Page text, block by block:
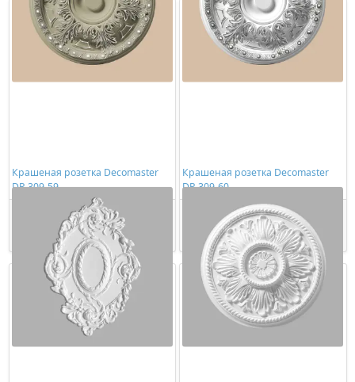
Крашеная розетка Decomaster
DR 309-59
23035,00 ₽/шт
Купить
Крашеная розетка Decomaster
DR 309-60
16720,00 ₽/шт
Купить